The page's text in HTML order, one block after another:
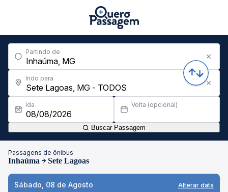
Partindo de
Indo para
Ida Volta (opcional)
Buscar Passagem
Passagens de ônibus
Inhaúma Sete Lagoas
Sábado, 08 de Agosto Alterar data